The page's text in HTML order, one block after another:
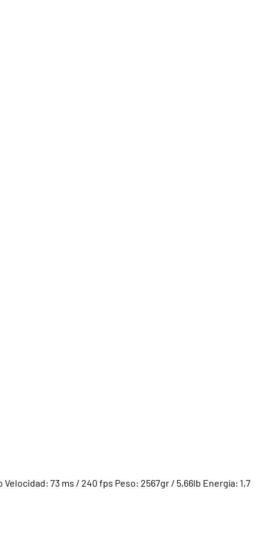
73 ms / 240 fps Peso: 2567gr / 5,66lb Energía: 1,7